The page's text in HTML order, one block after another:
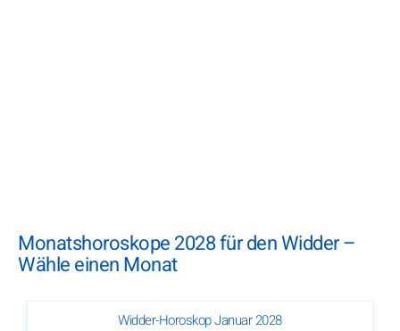
Monatshoroskope 2028 für den Widder –
Wähle einen Monat
Widder-Horoskop Januar 2028